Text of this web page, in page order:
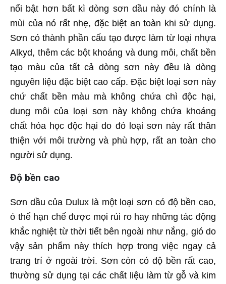
nổi bật hơn bất kì dòng sơn dầu này đó chính là
mùi của nó rất nhẹ, đặc biệt an toàn khi sử dụng.
Sơn có thành phần cấu tạo được làm từ loại nhựa
Alkyd, thêm các bột khoáng và dung môi, chất bền
tạo màu của tất cả dòng sơn này đều là dòng
nguyên liệu đặc biệt cao cấp. Đặc biệt loại sơn này
chứ chất bền màu mà không chứa chì độc hại,
dung môi của loại sơn này không chứa khoáng
chất hóa học độc hại do đó loại sơn này rất thân
thiện với môi trường và phù hợp, rất an toàn cho
người sử dụng.
Độ bền cao
Sơn dầu của Dulux là một loại sơn có độ bền cao,
ó thể hạn chế được mọi rủi ro hay những tác động
khắc nghiệt từ thời tiết bên ngoài như nắng, gió do
vậy sản phẩm này thích hợp trong việc ngay cả
trang trí ở ngoài trời. Sơn còn có độ bền rất cao,
thường sử dụng tại các chất liệu làm từ gỗ và kim